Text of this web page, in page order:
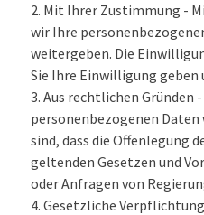
Mit Ihrer Zustimmung -
wir Ihre
weitergeben. Die
Sie Ihre Einwilligung geben
Aus rechtlichen Gründen
personenbezogenen
sind, dass die Offenlegung
geltenden Gesetzen und
oder Anfragen von
Gesetzliche